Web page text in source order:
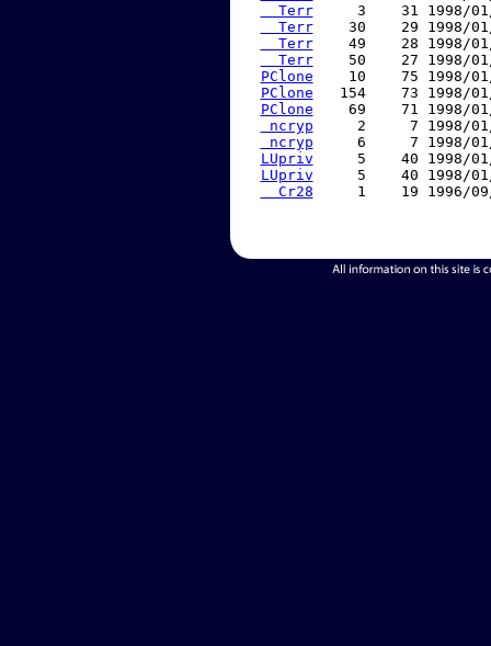
  Terr
3    31 1998/
  Terr
30    29 1998/
  Terr
49    28 1998/
  Terr
50    27 1998/
PClone
10    75 1998/
PClone
154    73 1998/
PClone
69    71 1998/
ncryp
2     7 1998/
ncryp
6     7 1998/
LUpriv
5    40 1998/
LUpriv
5    40 1998/
  Cr28
1    19 1996/